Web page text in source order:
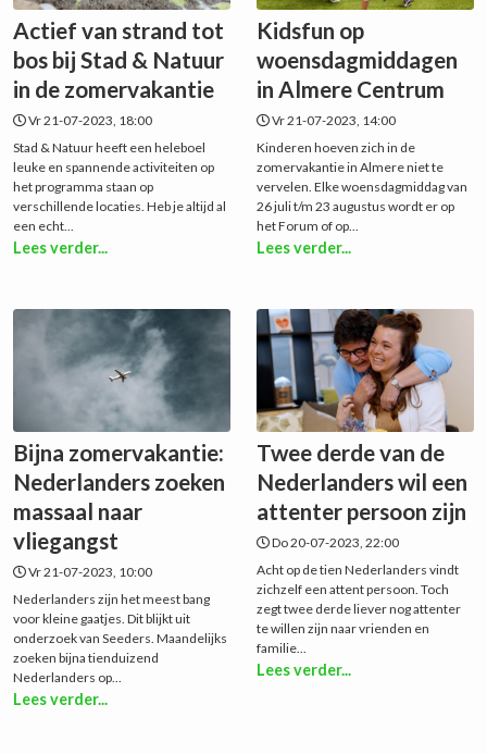
Actief van strand tot
bos bij Stad & Natuur
in de zomervakantie
Vr 21-07-2023, 18:00
Stad & Natuur heeft een heleboel
leuke en spannende activiteiten op
het programma staan op
verschillende locaties. Heb je altijd al
een echt...
Lees verder...
Kidsfun op
woensdagmiddagen
in Almere Centrum
Vr 21-07-2023, 14:00
Kinderen hoeven zich in de
zomervakantie in Almere niet te
vervelen. Elke woensdagmiddag van
26 juli t/m 23 augustus wordt er op
het Forum of op...
Lees verder...
Bijna zomervakantie:
Nederlanders zoeken
massaal naar
vliegangst
Vr 21-07-2023, 10:00
Nederlanders zijn het meest bang
voor kleine gaatjes. Dit blijkt uit
onderzoek van Seeders. Maandelijks
zoeken bijna tienduizend
Nederlanders op...
Lees verder...
Twee derde van de
Nederlanders wil een
attenter persoon zijn
Do 20-07-2023, 22:00
Acht op de tien Nederlanders vindt
zichzelf een attent persoon. Toch
zegt twee derde liever nog attenter
te willen zijn naar vrienden en
familie...
Lees verder...